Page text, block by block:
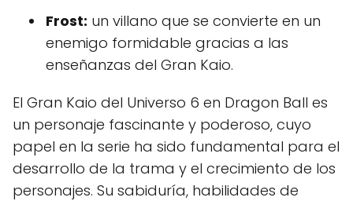
Frost: un villano que se convierte en un
enemigo formidable gracias a las
enseñanzas del Gran Kaio.
El Gran Kaio del Universo 6 en Dragon Ball es
un personaje fascinante y poderoso, cuyo
papel en la serie ha sido fundamental para el
desarrollo de la trama y el crecimiento de los
personajes. Su sabiduría, habilidades de